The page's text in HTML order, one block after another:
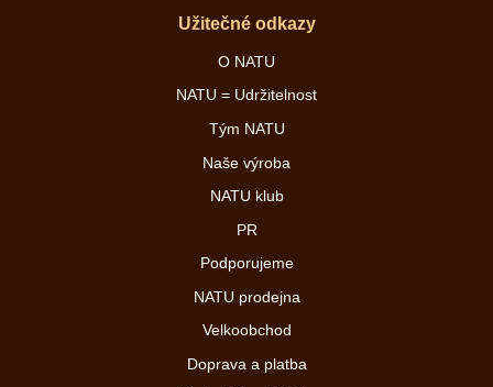
Užitečné odkazy
O NATU
NATU = Udržitelnost
Tým NATU
Naše výroba
NATU klub
PR
Podporujeme
NATU prodejna
Velkoobchod
Doprava a platba